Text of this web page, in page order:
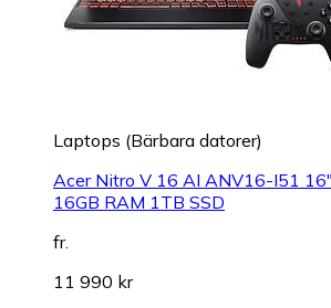
Laptops (Bärbara datorer)
Acer Nitro V 16 AI ANV16-I51
16GB RAM 1TB SSD
fr.
11 990 kr